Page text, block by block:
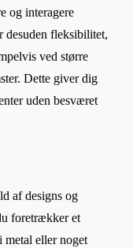
og interagere
fleksibilitet,
ved større
Dette giver dig
uden besværet
af designs og
foretrækker et
metal eller noget